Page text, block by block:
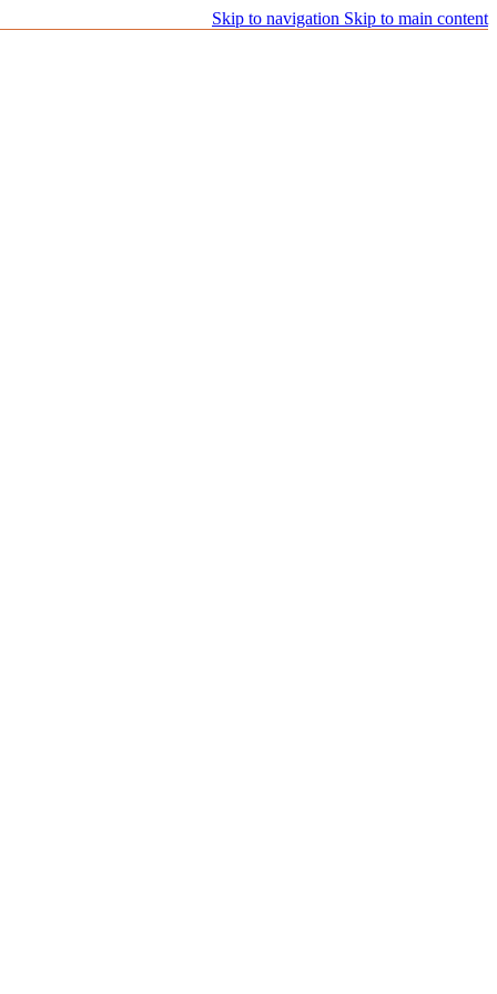
Skip to navigation Skip to main content